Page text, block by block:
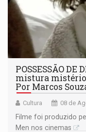
POSSESSÃO DE
mistura mistério
Por Marcos
Cultura 08 de
Filme foi produzido
Men nos cinemas